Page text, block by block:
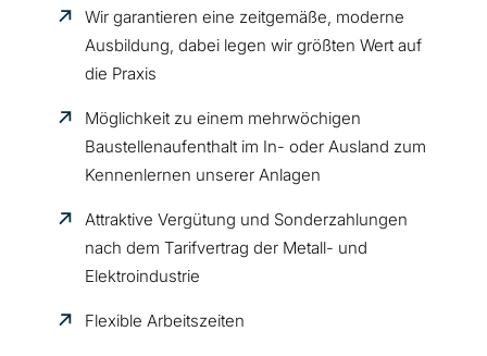
Wir garantieren eine zeitgemäße, moderne
Ausbildung, dabei legen wir größten Wert auf
die Praxis
Möglichkeit zu einem mehrwöchigen
Baustellenaufenthalt im In- oder Ausland zum
Kennenlernen unserer Anlagen
Attraktive Vergütung und Sonderzahlungen
nach dem Tarifvertrag der Metall- und
Elektroindustrie
Flexible Arbeitszeiten